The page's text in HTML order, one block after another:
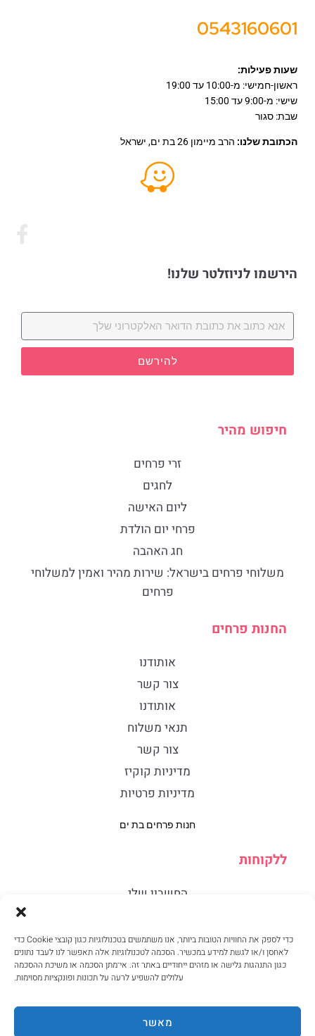
כדי לספק את החוויות הטובות ביותר, אנו משתמשים בטכנולוגיות כגון קובצי Cookie כדי
לאחסן ו/או לגשת למידע במכשיר. הסכמה לטכנולוגיות אלה תאפשר לנו לעבד נתונים
כגון התנהגות גלישה או מזהים ייחודיים באתר זה. אי־מתן הסכמה או משיכת ההסכמה
עלולים להשפיע לרעה על תכונות ופונקציות מסוימות.
מאשר
0543160601
שעות פעילות:
ראשון-חמישי: מ-10:00 עד 19:00
שישי: מ-9:00 עד 15:00
שבת: סגור
הכתובת שלנו: הרב מיימון 26 בת ים, ישראל
הירשמו לניוזלטר שלנו!
להירשם
חיפוש מהיר
זרי פרחים
לחגים
ליום האישה
פרחי יום הולדת
חג האהבה
​משלוחי פרחים בישראל: שירות מהיר ואמין למשלוחי
פרחים
החנות פרחים
אותודנו
צור קשר
אותודנו
תנאי משלוח
צור קשר
מדיניות קוקיז
מדיניות פרטיות
חנות פרחים בת ים
ללקוחות
החשבון שלי
תנאים והגבלות
סודיות
2014-2026 @פרחי קאמליה
בנייה, אחסון ותמיכה טכנית של האתר - israsky.co.il